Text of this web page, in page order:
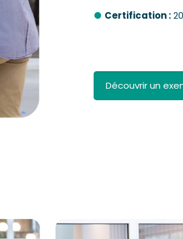
● Certification :
Découvrir un